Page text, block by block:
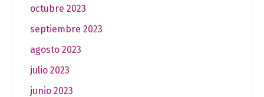
octubre 2023
septiembre 2023
agosto 2023
julio 2023
junio 2023